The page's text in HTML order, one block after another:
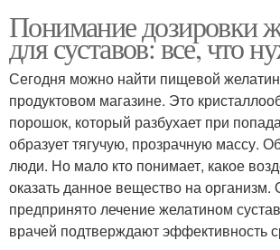
Понимание дозировки
для суставов: все, что
Сегодня можно найти пищевой
продуктовом магазине. Это
порошок, который разбухает при
образует тягучую, прозрачную массу.
люди. Но мало кто понимает, какое
оказать данное вещество на организм.
предпринято лечение желатином
врачей подтверждают эффективность